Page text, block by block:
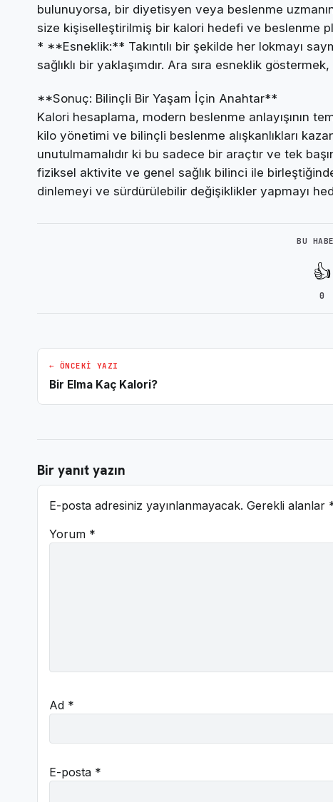
bulunuyorsa, bir diyetisyen veya beslenme
size kişiselleştirilmiş bir kalori hedefi ve beslenme
* **Esneklik:** Takıntılı bir şekilde her lokmayı
sağlıklı bir yaklaşımdır. Ara sıra esneklik
**Sonuç: Bilinçli Bir Yaşam İçin Anahtar**
Kalori hesaplama, modern beslenme anlayışının
kilo yönetimi ve bilinçli beslenme alışkanlıkları
unutulmamalıdır ki bu sadece bir araçtır ve tek
fiziksel aktivite ve genel sağlık bilinci ile
dinlemeyi ve sürdürülebilir değişiklikler yapmayı
BU
👍
0
← ÖNCEKI YAZI
Bir Elma Kaç Kalori?
Bir yanıt yazın
E-posta adresiniz yayınlanmayacak. Gerekli alanlar
Yorum *
Ad *
E-posta *